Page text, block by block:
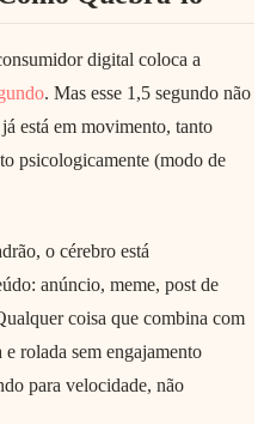
digital coloca a
. Mas esse 1,5 segundo não
está em movimento, tanto
psicologicamente (modo de
o cérebro está
anúncio, meme, post de
coisa que combina com
rolada sem engajamento
para velocidade, não